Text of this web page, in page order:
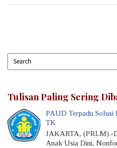
Tulisan Paling Sering
PAUD Terpadu Solusi
TK
JAKARTA, (PRLM).-
Anak Usia Dini,